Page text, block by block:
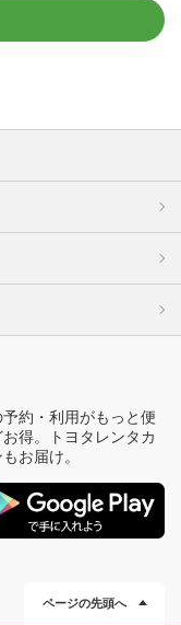
約・利用がもっと便
得。トヨタレンタカ
お届け。
ページの先頭へ